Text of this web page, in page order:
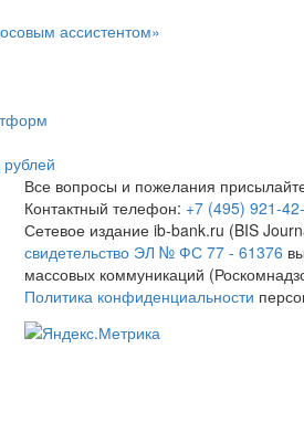
ассистентом»
Все вопросы и пожелания
Контактный телефон: +7 (495) 921-
Сетевое издание ib-bank.ru (BIS
свидетельство ЭЛ № ФС 77 - 61376
массовых коммуникаций
Политика конфиденциальности